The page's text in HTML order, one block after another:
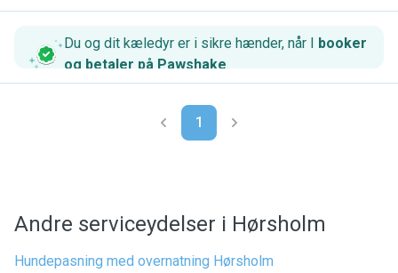
Du og dit kæledyr er i sikre hænder, når I booker
og betaler på Pawshake.
1
Andre serviceydelser i Hørsholm
Hundepasning med overnatning Hørsholm